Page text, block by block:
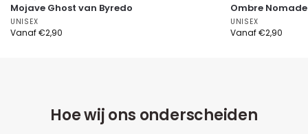
Mojave Ghost van Byredo
UNISEX
Vanaf€2,90
Ombre
UNISEX
Vanaf€2,90
Hoe wij ons onderscheiden